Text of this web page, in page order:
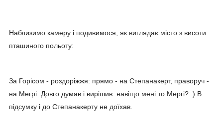
Наблизимо камеру і подивимося, як виглядає місто з висоти
пташиного польоту:
За Горісом - роздоріжжя: прямо - на Степанакерт, праворуч -
на Мегрі. Довго думав і вирішив: навіщо мені то Мергі? :) В
підсумку і до Степанакерту не доїхав.